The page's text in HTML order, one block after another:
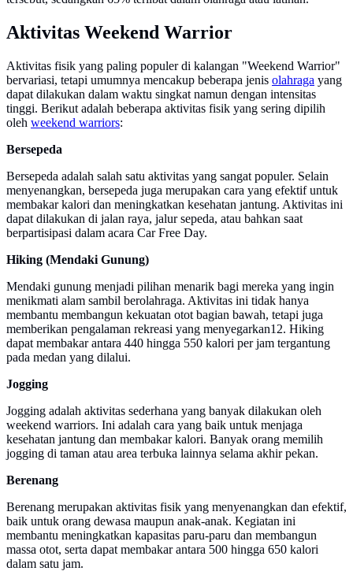
Aktivitas Weekend Warrior
Aktivitas fisik yang paling populer di kalangan "Weekend Warrior"
bervariasi, tetapi umumnya mencakup beberapa jenis olahraga yang
dapat dilakukan dalam waktu singkat namun dengan intensitas
tinggi. Berikut adalah beberapa aktivitas fisik yang sering dipilih
oleh weekend warriors:
Bersepeda
Bersepeda adalah salah satu aktivitas yang sangat populer. Selain
menyenangkan, bersepeda juga merupakan cara yang efektif untuk
membakar kalori dan meningkatkan kesehatan jantung. Aktivitas ini
dapat dilakukan di jalan raya, jalur sepeda, atau bahkan saat
berpartisipasi dalam acara Car Free Day.
Hiking (Mendaki Gunung)
Mendaki gunung menjadi pilihan menarik bagi mereka yang ingin
menikmati alam sambil berolahraga. Aktivitas ini tidak hanya
membantu membangun kekuatan otot bagian bawah, tetapi juga
memberikan pengalaman rekreasi yang menyegarkan12. Hiking
dapat membakar antara 440 hingga 550 kalori per jam tergantung
pada medan yang dilalui.
Jogging
Jogging adalah aktivitas sederhana yang banyak dilakukan oleh
weekend warriors. Ini adalah cara yang baik untuk menjaga
kesehatan jantung dan membakar kalori. Banyak orang memilih
jogging di taman atau area terbuka lainnya selama akhir pekan.
Berenang
Berenang merupakan aktivitas fisik yang menyenangkan dan efektif,
baik untuk orang dewasa maupun anak-anak. Kegiatan ini
membantu meningkatkan kapasitas paru-paru dan membangun
massa otot, serta dapat membakar antara 500 hingga 650 kalori
dalam satu jam.